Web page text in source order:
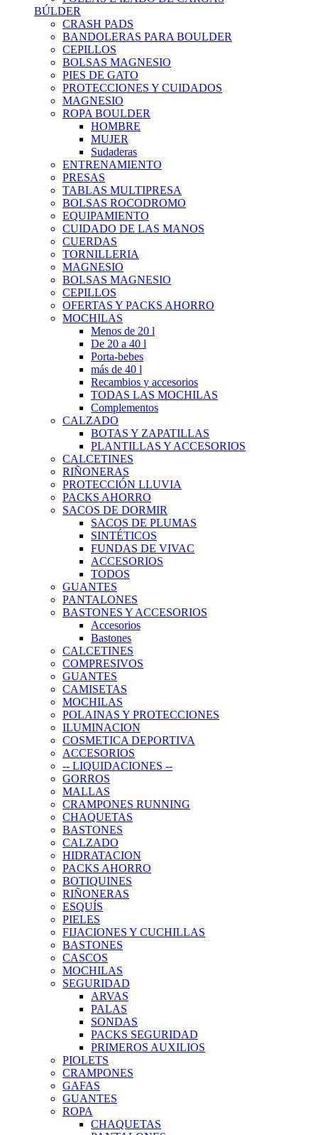
BÚLDER
CRASH PADS
BANDOLERAS PARA BOULDER
CEPILLOS
BOLSAS MAGNESIO
PIES DE GATO
PROTECCIONES Y CUIDADOS
MAGNESIO
ROPA BOULDER
HOMBRE
MUJER
Sudaderas
ENTRENAMIENTO
PRESAS
TABLAS MULTIPRESA
BOLSAS ROCODROMO
EQUIPAMIENTO
CUIDADO DE LAS MANOS
CUERDAS
TORNILLERIA
MAGNESIO
BOLSAS MAGNESIO
CEPILLOS
OFERTAS Y PACKS AHORRO
MOCHILAS
Menos de 20 l
De 20 a 40 l
Porta-bebes
más de 40 l
Recambios y accesorios
TODAS LAS MOCHILAS
Complementos
CALZADO
BOTAS Y ZAPATILLAS
PLANTILLAS Y ACCESORIOS
CALCETINES
RIÑONERAS
PROTECCIÓN LLUVIA
PACKS AHORRO
SACOS DE DORMIR
SACOS DE PLUMAS
SINTÉTICOS
FUNDAS DE VIVAC
ACCESORIOS
TODOS
GUANTES
PANTALONES
BASTONES Y ACCESORIOS
Accesorios
Bastones
CALCETINES
COMPRESIVOS
GUANTES
CAMISETAS
MOCHILAS
POLAINAS Y PROTECCIONES
ILUMINACION
COSMETICA DEPORTIVA
ACCESORIOS
-- LIQUIDACIONES --
GORROS
MALLAS
CRAMPONES RUNNING
CHAQUETAS
BASTONES
CALZADO
HIDRATACION
PACKS AHORRO
BOTIQUINES
RIÑONERAS
ESQUÍS
PIELES
FIJACIONES Y CUCHILLAS
BASTONES
CASCOS
MOCHILAS
SEGURIDAD
ARVAS
PALAS
SONDAS
PACKS SEGURIDAD
PRIMEROS AUXILIOS
PIOLETS
CRAMPONES
GAFAS
GUANTES
ROPA
CHAQUETAS